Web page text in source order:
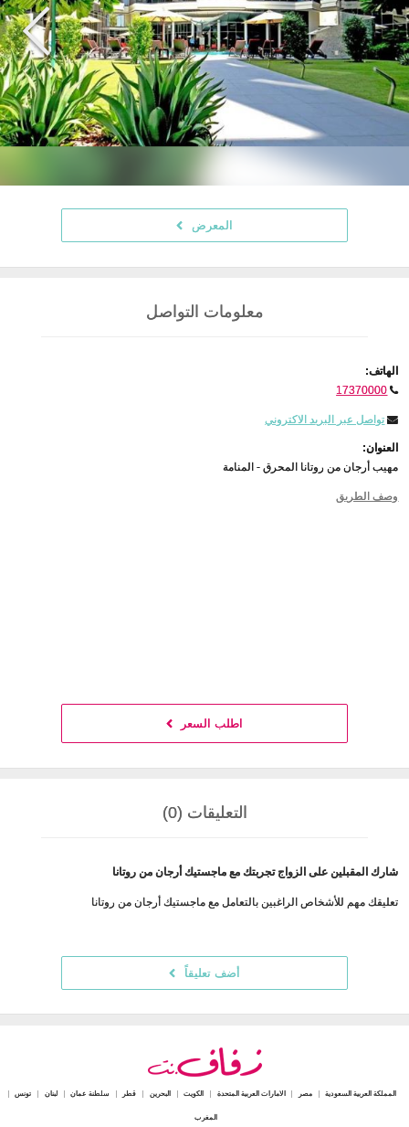
المعرض
معلومات التواصل
الهاتف:
17370000
تواصل عبر البريد الاكتروني
العنوان:
مهيب أرجان من روتانا المحرق - المنامة
وصف الطريق
اطلب السعر
التعليقات (0)
شارك المقبلين على الزواج تجربتك مع ماجستيك أرجان من روتانا
تعليقك مهم للأشخاص الراغبين بالتعامل مع ماجستيك أرجان من روتانا
أضف تعليقاً
المملكة العربية السعودية مصر الامارات العربية المتحدة الكويت البحرين قطر سلطنة عمان لبنان تونس
المغرب